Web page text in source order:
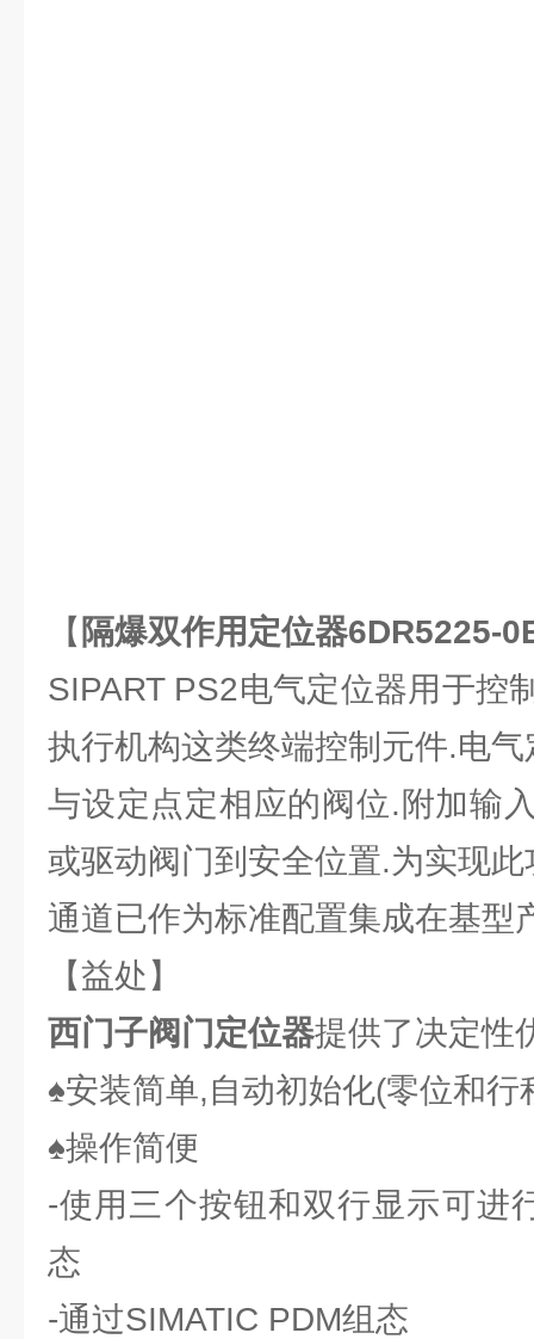
【 隔爆双作用定位器6DR5225-
SIPART PS2电气定位器用于控
执行机构这类终端控制元件.电
与设定点定相应的阀位.附加输
或驱动阀门到安全位置.为实现
通道已作为标准配置集成在基型
【益处】
西门子阀门定位器提供了决定性
♠安装简单,自动初始化(零位和行
♠操作简便
-使用三个按钮和双行显示可进
态
-通过SIMATIC PDM组态